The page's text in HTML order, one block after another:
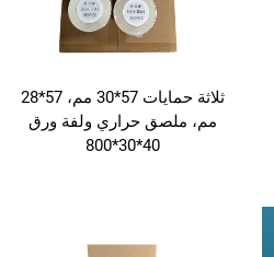
ثلاثة حمايات 57*30 مم، 57*28
مم، ملصق حراري ولفة ورق
40*30*800